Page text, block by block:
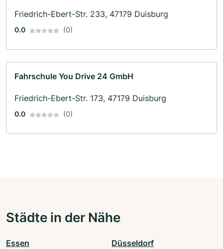
Friedrich-Ebert-Str. 233, 47179 Duisburg
0.0 (0)
Fahrschule You Drive 24 GmbH
Friedrich-Ebert-Str. 173, 47179 Duisburg
0.0 (0)
Städte in der Nähe
Essen Düsseldorf